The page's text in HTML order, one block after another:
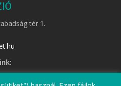
tér 1.